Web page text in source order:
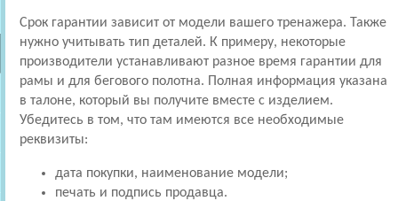
Срок гарантии зависит от модели вашего тренажера. Также
нужно учитывать тип деталей. К примеру, некоторые
производители устанавливают разное время гарантии для
рамы и для бегового полотна. Полная информация указана
в талоне, который вы получите вместе с изделием.
Убедитесь в том, что там имеются все необходимые
реквизиты:
дата покупки, наименование модели;
печать и подпись продавца.